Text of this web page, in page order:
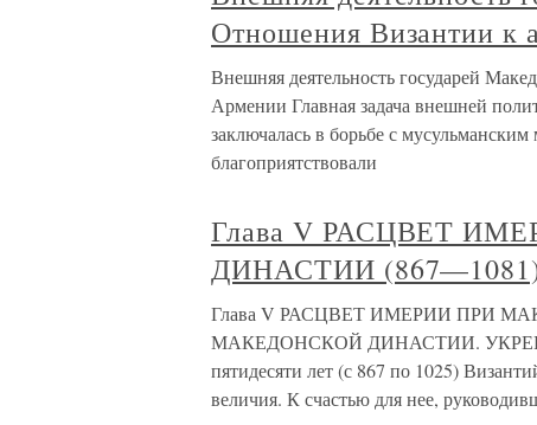
Отношения Византии к
Внешняя деятельность государей
Армении Главная задача внешней
заключалась в борьбе с
благоприятствовали
Глава V РАСЦВЕТ
ДИНАСТИИ
Глава V РАСЦВЕТ ИМЕРИИ ПРИ
МАКЕДОНСКОЙ ДИНАСТИИ.
пятидесяти лет (с 867 по 1025)
величия. К счастью для нее,